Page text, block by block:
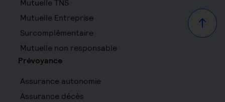
Haut
Mutuelle TNS
Mutuelle Entreprise
Surcomplémentaire
Mutuelle non responsable
Prévoyance
Assurance autonomie
Assurance décès